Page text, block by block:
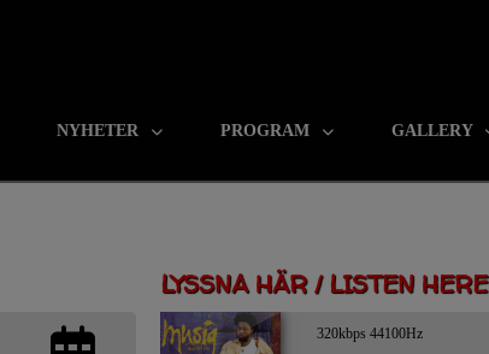
NYHETER PROGRAM GALLERY
LYSSNA HÄR / LISTEN HERE
320kbps 44100Hz